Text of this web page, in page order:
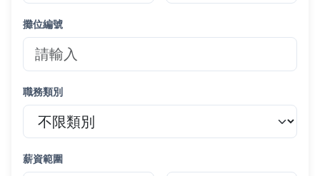
攤位編號
職務類別
薪資範圍